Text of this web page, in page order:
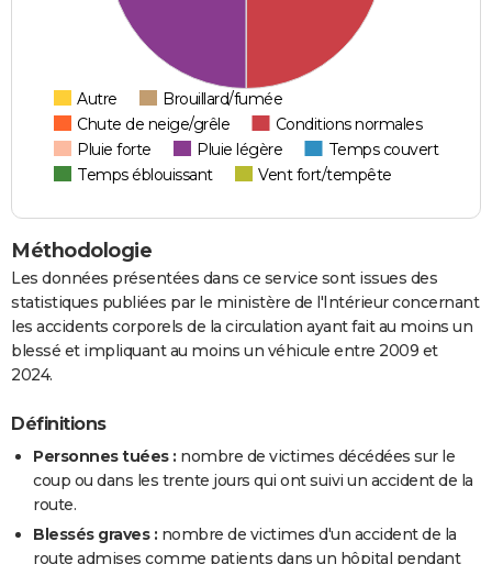
Autre
Brouillard/fumée
Chute de neige/grêle
Conditions normales
Pluie forte
Pluie légère
Temps couvert
Temps éblouissant
Vent fort/tempête
Méthodologie
Les données présentées dans ce service sont issues des
statistiques publiées par le ministère de l'Intérieur concernant
les accidents corporels de la circulation ayant fait au moins un
blessé et impliquant au moins un véhicule entre 2009 et
2024.
Définitions
Personnes tuées : nombre de victimes décédées sur le
coup ou dans les trente jours qui ont suivi un accident de la
route.
Blessés graves : nombre de victimes d'un accident de la
route admises comme patients dans un hôpital pendant